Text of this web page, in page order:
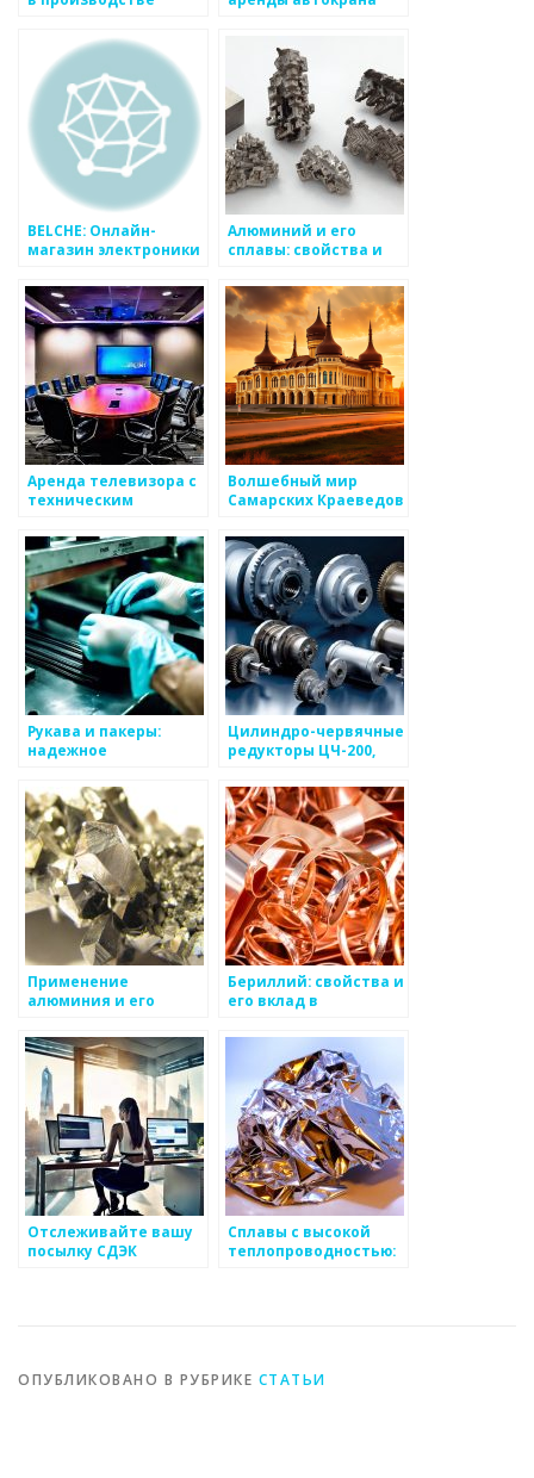
конденсаторов и
радиоэлектроники
BELCHE: Онлайн-
магазин электроники
Алюминий и его
сплавы: свойства и
Аренда телевизора с
техническим
TECH
Волшебный мир
Самарских Краеведов
Рукава и пакеры:
надежное
технологических
процессов
Цилиндро-червячные
редукторы ЦЧ-200,
— ЗАВОД-РЕДУКТОР
Применение
алюминия и его
промышленности
Бериллий: свойства и
его вклад в
разработки
Отслеживайте вашу
посылку СДЭК
Сплавы с высокой
теплопроводностью:
ОПУБЛИКОВАНО В РУБРИКЕ СТАТЬИ